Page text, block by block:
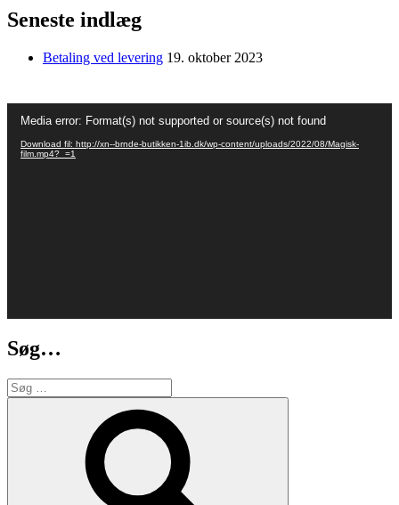
Mulighederne
kan
på
Seneste indlæg
Betaling ved levering 19. oktober 2023
Media error: Format(s) not supported or source(s) not found
Download fil: http://xn--brnde-butikken-1ib.dk/wp-content/uploads/2022/08/Magisk-
film.mp4?_=1
Søg…
Søg
efter: